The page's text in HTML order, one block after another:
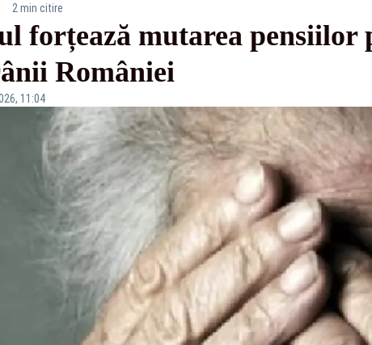
2 min citire
forțează mutarea
României
11:04